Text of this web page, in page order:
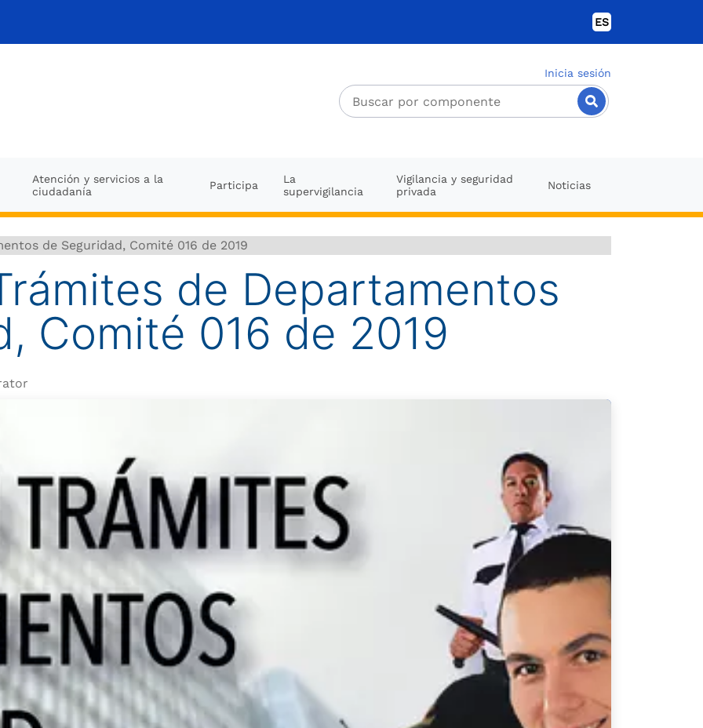
ES
Inicia sesión
Atención y servicios a la
ciudadanía
Participa
La
supervigilancia
Vigilancia y seguridad
privada
Noticias
de Seguridad, Comité 016 de 2019
de Departamentos
Comité 016 de 2019